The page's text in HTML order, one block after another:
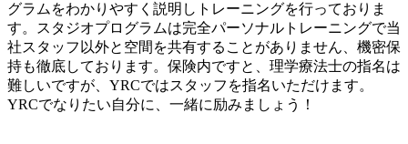
グラムをわかりやすく説明しトレーニングを行っておりま
す。スタジオプログラムは完全パーソナルトレーニングで当
社スタッフ以外と空間を共有することがありません、機密保
持も徹底しております。保険内ですと、理学療法士の指名は
難しいですが、YRCではスタッフを指名いただけます。
YRCでなりたい自分に、一緒に励みましょう！